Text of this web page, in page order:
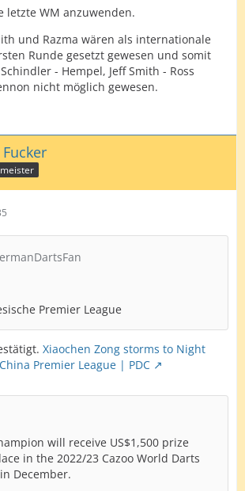
letzte WM anzuwenden.
und Razma wären als internationale
Runde gesetzt gewesen und somit
- Hempel, Jeff Smith - Ross
nicht möglich gewesen.
Premier League
Xiaochen Zong storms to Night
Premier League | PDC
will receive US$1,500 prize
in the 2022/23 Cazoo World Darts
December.